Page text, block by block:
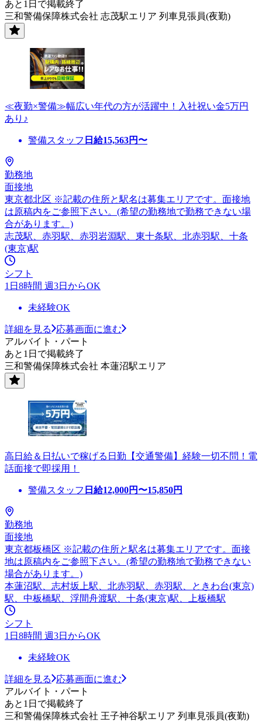
あと1日で掲載終了
三和警備保障株式会社 志茂駅エリア 列車見張員(夜勤)
≪夜勤×警備≫幅広い年代の方が活躍中！入社祝い金5万円
あり♪
警備スタッフ 日給15,563円〜
勤務地
面接地
東京都北区 ※記載の住所と駅名は募集エリアです。面接地
は原稿内をご参照下さい。(希望の勤務地で勤務できない場
合があります。)
志茂駅、赤羽駅、赤羽岩淵駅、東十条駅、北赤羽駅、十条
(東京)駅
シフト
1日8時間 週3日からOK
未経験OK
詳細を見る
応募画面に進む
アルバイト・パート
あと1日で掲載終了
三和警備保障株式会社 本蓮沼駅エリア
高日給＆日払いで稼げる日勤【交通警備】経験一切不問！電
話面接で即採用！
警備スタッフ 日給12,000円〜15,850円
勤務地
面接地
東京都板橋区 ※記載の住所と駅名は募集エリアです。面接
地は原稿内をご参照下さい。(希望の勤務地で勤務できない
場合があります。)
本蓮沼駅、志村坂上駅、北赤羽駅、赤羽駅、ときわ台(東京)
駅、中板橋駅、浮間舟渡駅、十条(東京)駅、上板橋駅
シフト
1日8時間 週3日からOK
未経験OK
詳細を見る
応募画面に進む
アルバイト・パート
あと1日で掲載終了
三和警備保障株式会社 王子神谷駅エリア 列車見張員(夜勤)